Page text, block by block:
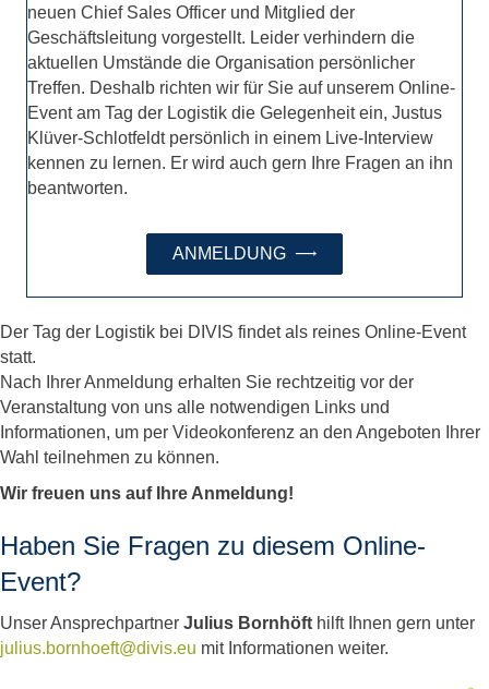
neuen Chief Sales Officer und Mitglied der
Geschäftsleitung vorgestellt. Leider verhindern die
aktuellen Umstände die Organisation persönlicher
Treffen. Deshalb richten wir für Sie auf unserem Online-
Event am Tag der Logistik die Gelegenheit ein, Justus
Klüver-Schlotfeldt persönlich in einem Live-Interview
kennen zu lernen. Er wird auch gern Ihre Fragen an ihn
beantworten.
ANMELDUNG
Der Tag der Logistik bei DIVIS findet als reines Online-Event
statt.
Nach Ihrer Anmeldung erhalten Sie rechtzeitig vor der
Veranstaltung von uns alle notwendigen Links und
Informationen, um per Videokonferenz an den Angeboten Ihrer
Wahl teilnehmen zu können.
Wir freuen uns auf Ihre Anmeldung!
Haben Sie Fragen zu diesem Online-
Event?
Unser Ansprechpartner Julius Bornhöft hilft Ihnen gern unter
julius.bornhoeft@divis.eu mit Informationen weiter.